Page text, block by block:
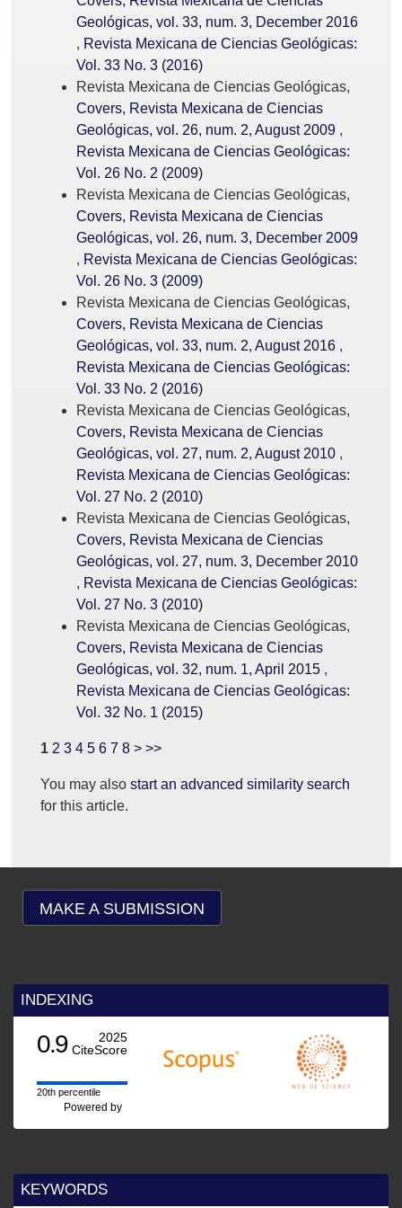
Geológicas, vol. 33, num. 3, December 2016
, Revista Mexicana de Ciencias Geológicas:
Vol. 33 No. 3 (2016)
Revista Mexicana de Ciencias Geológicas,
Covers, Revista Mexicana de Ciencias
Geológicas, vol. 26, num. 2, August 2009 ,
Revista Mexicana de Ciencias Geológicas:
Vol. 26 No. 2 (2009)
Revista Mexicana de Ciencias Geológicas,
Covers, Revista Mexicana de Ciencias
Geológicas, vol. 26, num. 3, December 2009
, Revista Mexicana de Ciencias Geológicas:
Vol. 26 No. 3 (2009)
Revista Mexicana de Ciencias Geológicas,
Covers, Revista Mexicana de Ciencias
Geológicas, vol. 33, num. 2, August 2016 ,
Revista Mexicana de Ciencias Geológicas:
Vol. 33 No. 2 (2016)
Revista Mexicana de Ciencias Geológicas,
Covers, Revista Mexicana de Ciencias
Geológicas, vol. 27, num. 2, August 2010 ,
Revista Mexicana de Ciencias Geológicas:
Vol. 27 No. 2 (2010)
Revista Mexicana de Ciencias Geológicas,
Covers, Revista Mexicana de Ciencias
Geológicas, vol. 27, num. 3, December 2010
, Revista Mexicana de Ciencias Geológicas:
Vol. 27 No. 3 (2010)
Revista Mexicana de Ciencias Geológicas,
Covers, Revista Mexicana de Ciencias
Geológicas, vol. 32, num. 1, April 2015 ,
Revista Mexicana de Ciencias Geológicas:
Vol. 32 No. 1 (2015)
1 2 3 4 5 6 7 8 > >>
You may also start an advanced similarity search
for this article.
MAKE A SUBMISSION
INDEXING
0.9
2025
CiteScore
20th percentile
Powered by
KEYWORDS